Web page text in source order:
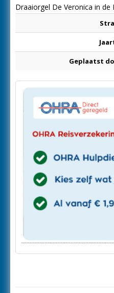
Draaiorgel De Veronica in
Geplaatst